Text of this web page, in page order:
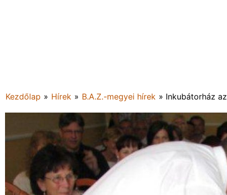
Kezdőlap » Hírek » B.A.Z.-megyei hírek » Inkubátorház